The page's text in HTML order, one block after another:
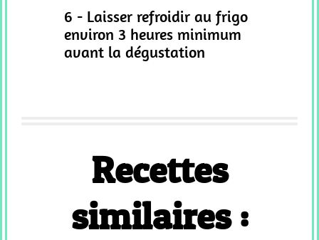
6 - Laisser refroidir au frigo
environ 3 heures minimum
avant la dégustation
Recettes
similaires :